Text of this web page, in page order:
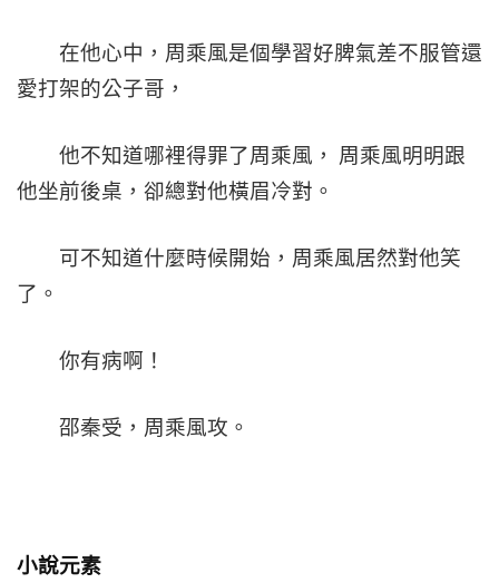
在他心中，周乘風是個學習好脾氣差不服管還
愛打架的公子哥，
他不知道哪裡得罪了周乘風， 周乘風明明跟
他坐前後桌，卻總對他橫眉冷對。
可不知道什麼時候開始，周乘風居然對他笑
了。
你有病啊！
邵秦受，周乘風攻。
小說元素